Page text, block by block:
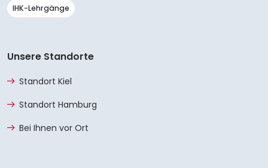
IHK-Lehrgänge
Unsere Standorte
Standort Kiel
Standort Hamburg
Bei Ihnen vor Ort